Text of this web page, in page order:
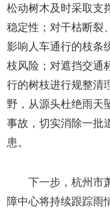
松动树木及时采取支
稳定性；对干枯断裂
影响人车通行的枝条
枝风险；对遮挡交通
行的树枝进行规整清
野，从源头杜绝雨天
事故，切实消除一批
患。
下一步，杭州市
障中心将持续跟踪雨